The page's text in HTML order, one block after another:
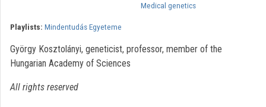
Medical genetics
Playlists: Mindentudás Egyeteme
György Kosztolányi, geneticist, professor, member of the
Hungarian Academy of Sciences
All rights reserved